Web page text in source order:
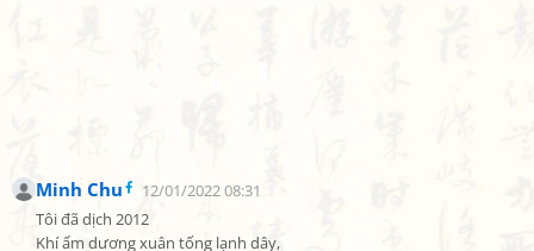
Minh Chu
12/01/2022 08:31
Tôi đã dịch 2012
Khí ấm dương xuân tống lạnh dây,